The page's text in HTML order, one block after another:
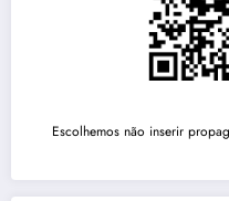
Escolhemos não inserir